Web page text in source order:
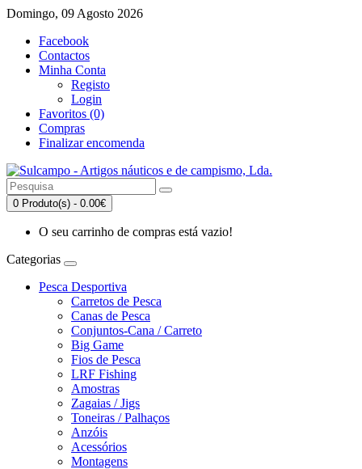
Domingo, 09 Agosto 2026
Facebook
Contactos
Minha Conta
Registo
Login
Favoritos (0)
Compras
Finalizar encomenda
0 Produto(s) - 0.00€
O seu carrinho de compras está vazio!
Categorias
Pesca Desportiva
Carretos de Pesca
Canas de Pesca
Conjuntos-Cana / Carreto
Big Game
Fios de Pesca
LRF Fishing
Amostras
Zagaias / Jigs
Toneiras / Palhaços
Anzóis
Acessórios
Montagens